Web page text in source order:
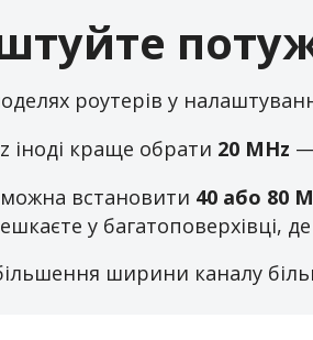
роутерів у
іноді краще обрати 20 MHz
встановити 40 або 80
у багатоповерхівці,
ширини каналу